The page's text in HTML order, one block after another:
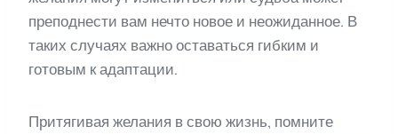
преподнести вам нечто новое и неожиданное. В
таких случаях важно оставаться гибким и
готовым к адаптации.
Притягивая желания в свою жизнь, помните